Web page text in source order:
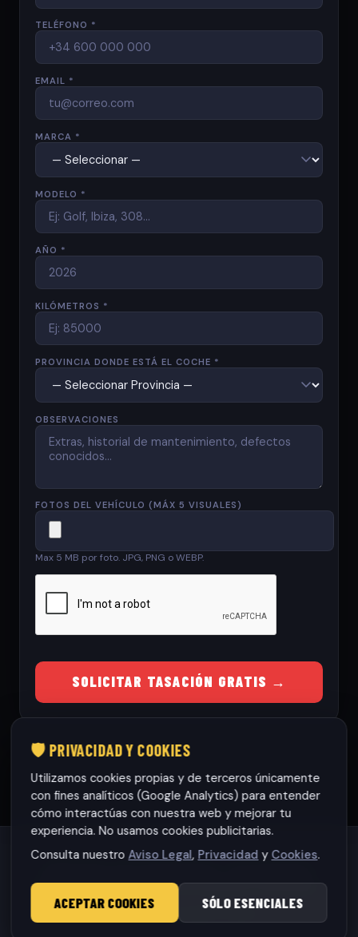
TELÉFONO *
EMAIL *
MARCA *
MODELO *
AÑO *
KILÓMETROS *
PROVINCIA DONDE ESTÁ EL COCHE *
OBSERVACIONES
FOTOS DEL VEHÍCULO (MÁX 5 VISUALES)
Max 5 MB por foto. JPG, PNG o WEBP.
SOLICITAR TASACIÓN GRATIS →
© 2026 RamonCars. Todos los derechos reservados.
🛡️ PRIVACIDAD Y COOKIES
Utilizamos cookies propias y de terceros únicamente
con fines analíticos (Google Analytics) para entender
cómo interactúas con nuestra web y mejorar tu
experiencia. No usamos cookies publicitarias.
Consulta nuestroAviso Legal, Privacidad y Cookies.
ACEPTAR COOKIES SÓLO ESENCIALES